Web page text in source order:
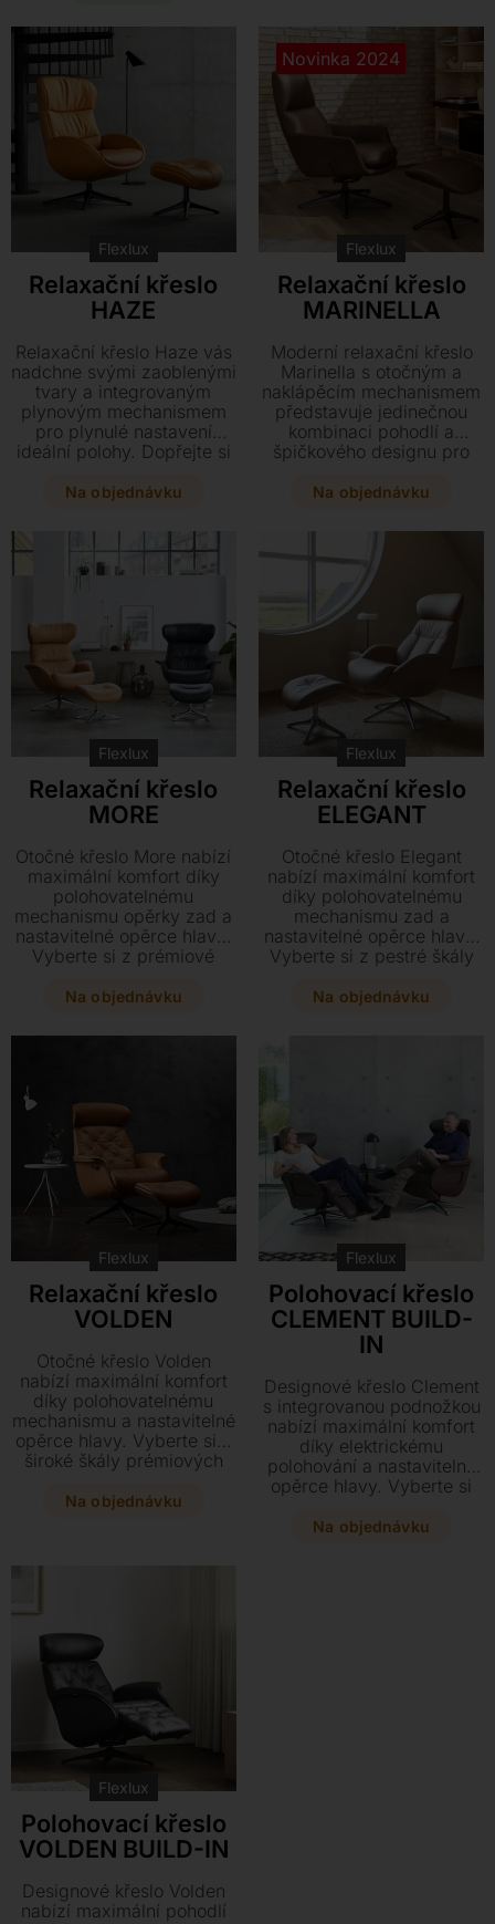
taburet. Využijte
jedinečnou slevu na tento
nový, vystavený kus, který
je ihned k odběru.
dokonalý odpočinek v
designovém kousku, který
se vám plně přizpůsobí.
Flexlux
Relaxační křeslo
HAZE
Relaxační křeslo Haze vás
nadchne svými zaoblenými
tvary a integrovaným
plynovým mechanismem
pro plynulé nastavení
ideální polohy. Dopřejte si
luxusním provedení z
elegantních hliníkových
nohách.
Na objednávku
Novinka 2024
Flexlux
Relaxační křeslo
MARINELLA
Moderní relaxační křeslo
Marinella s otočným a
naklápěcím mechanismem
představuje jedinečnou
kombinaci pohodlí a
špičkového designu pro
luxusní čalounění v kůži či
stylovou podnoží v černém
laku nebo leštěném hliníku.
Tento elegantní kousek o
rozměrech 75 x 95 x 103
cm lze navíc skvěle doplnit
taburetem v odpovídajícím
stylu.
Na objednávku
Flexlux
Relaxační křeslo
MORE
Otočné křeslo More nabízí
maximální komfort díky
polohovatelnému
mechanismu opěrky zad a
nastavitelné opěrce hlavy.
Vyberte si z prémiové
škále barev a doplňte svůj
hliníku nebo dekoru dřeva.
Na objednávku
Flexlux
Relaxační křeslo
ELEGANT
Otočné křeslo Elegant
nabízí maximální komfort
díky polohovatelnému
mechanismu zad a
nastavitelné opěrce hlavy.
Vyberte si z pestré škály
čalounění a doplňte interiér
Na objednávku
Flexlux
Relaxační křeslo
VOLDEN
Otočné křeslo Volden
nabízí maximální komfort
díky polohovatelnému
mechanismu a nastavitelné
opěrce hlavy. Vyberte si z
široké škály prémiových
velikostech přesně pro vaši
Na objednávku
Flexlux
Polohovací křeslo
CLEMENT BUILD-
IN
Designové křeslo Clement
s integrovanou podnožkou
nabízí maximální komfort
díky elektrickému
polohování a nastavitelné
opěrce hlavy. Vyberte si
škály luxusních kůží, textilií
Na objednávku
Flexlux
Polohovací křeslo
VOLDEN BUILD-IN
Designové křeslo Volden
nabízí maximální pohodlí